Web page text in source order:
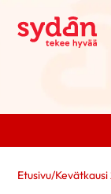
Etusivu/